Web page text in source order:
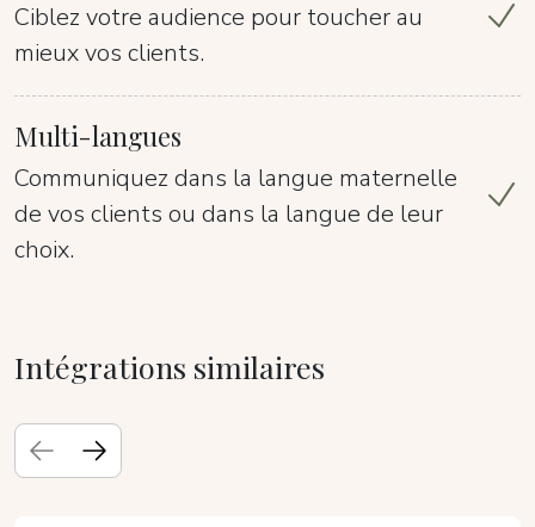
Ciblez votre audience pour toucher au
mieux vos clients.
Multi-langues
Communiquez dans la langue maternelle
de vos clients ou dans la langue de leur
choix.
Intégrations similaires